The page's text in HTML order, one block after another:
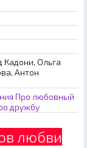
Кадони, Ольга
Антон
Про любовный
дружбу
любви